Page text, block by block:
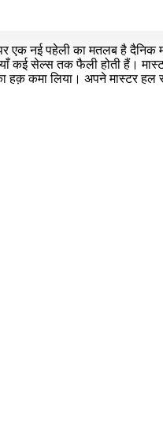
एक नई पहेली का मतलब है दैनिक
कई सेल्स तक फैली होती हैं।
हक़ कमा लिया। अपने मास्टर